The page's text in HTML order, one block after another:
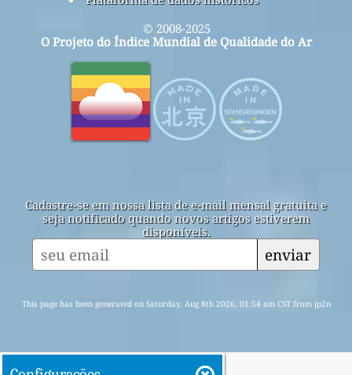
© 2008-2025
O Projeto do Índice Mundial de Qualidade do Ar
Cadastre-se em nossa lista de e-mail mensal gratuita e
seja notificado quando novos artigos estiverem
disponíveis.
enviar
This page has been generated on Saturday, Aug 8th 2026, 01:54 am CST from jp2n